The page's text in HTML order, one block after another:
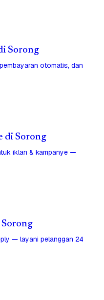
Sorong
otomatis, dan
di Sorong
iklan & kampanye —
Sorong
— layani pelanggan 24